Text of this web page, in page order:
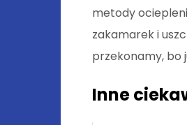
metody
zakamarek i
przekonamy, bo
Inne